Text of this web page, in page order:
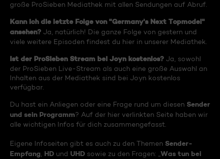
große ProSieben Mediathek mit allen Sendungen auf Abruf.
Kann ich die letzte Folge von "Germany's Next Topmodel"
ansehen? Ja, natürlich! Die ganze Folge von gestern und
viele weitere Episoden findest du hier in unserer Mediathek.
Ist der ProSieben Stream bei Joyn kostenlos? Ja, sowohl
der ProSieben Live-Stream als auch eine große Auswahl an
Inhalten aus der Mediathek sind bei Joyn kostenlos
verfügbar.
Du hast ein Anliegen oder eine Frage rund um diesen Sender
und sein Programm? Auf der hier verlinkten Seite haben wir
alle wichtigen Infos für dich zusammengefasst.
Eigene Infoseiten gibt es auch zu den Themen Sender-
Empfang HD und UHD sowie zu den Fragen: „ Was tun bei